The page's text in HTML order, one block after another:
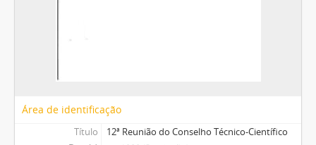
Área de identificação
Título
12ª Reunião do Conselho Técnico-Científico